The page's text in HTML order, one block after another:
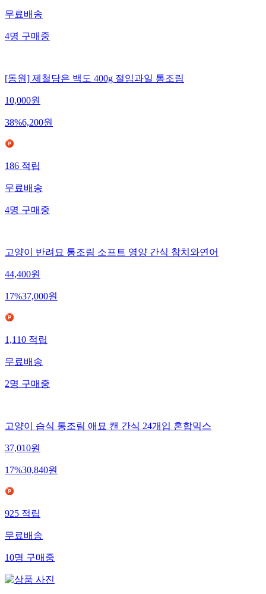
무료배송
4명구매중
[동원] 제철담은 백도 400g 절임과일 통조림
10,000원
38%6,200원
186적립
무료배송
4명구매중
고양이 반려묘 통조림 소프트 영양 간식 참치와연어
44,400원
17%37,000원
1,110적립
무료배송
2명구매중
고양이 습식 통조림 애묘 캔 간식 24개입 혼합믹스
37,010원
17%30,840원
925적립
무료배송
10명구매중